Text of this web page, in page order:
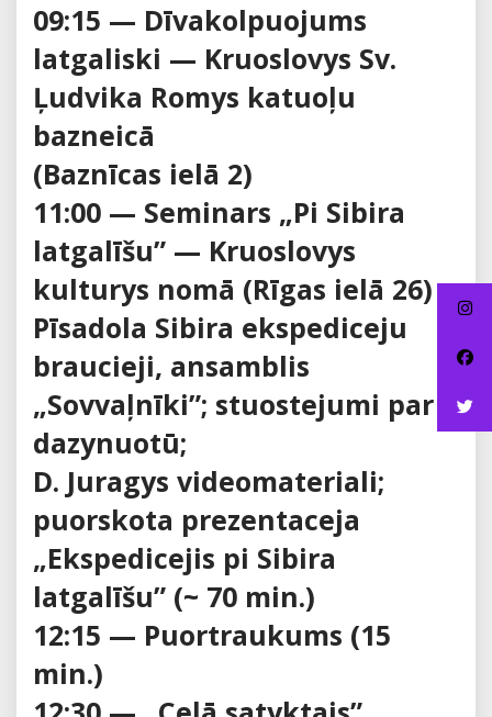
09:15 — Dīvakolpuojums
latgaliski — Kruoslovys Sv.
Ļudvika Romys katuoļu
bazneicā
(Baznīcas ielā 2)
11:00 — Seminars „Pi Sibira
latgalīšu” — Kruoslovys
kulturys nomā (Rīgas ielā 26)
Pīsadola Sibira ekspediceju
braucieji, ansamblis
„Sovvaļnīki”; stuostejumi par
dazynuotū;
D. Juragys videomateriali;
puorskota prezentaceja
„Ekspedicejis pi Sibira
latgalīšu” (~ 70 min.)
12:15 — Puortraukums (15
min.)